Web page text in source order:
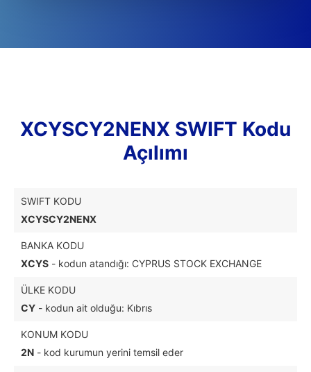
XCYSCY2NENX SWIFT Kodu
Açılımı
SWIFT KODU
XCYSCY2NENX
BANKA KODU
XCYS - kodun atandığı: CYPRUS STOCK EXCHANGE
ÜLKE KODU
CY - kodun ait olduğu: Kıbrıs
KONUM KODU
2N - kod kurumun yerini temsil eder